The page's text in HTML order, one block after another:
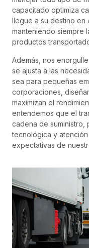
capacitado optimiza
llegue a su destino en
manteniendo siempre
productos
Además, nos
se ajusta a las
sea para pequeñas
corporaciones,
maximizan el
entendemos que el
cadena de suministro,
tecnológica y
expectativas de